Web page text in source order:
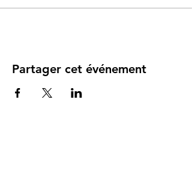
Partager cet événement